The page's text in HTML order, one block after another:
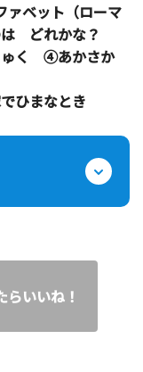
ベット（ローマ
どれかな？
く ④あかさか
ひまなとき
らいいね！